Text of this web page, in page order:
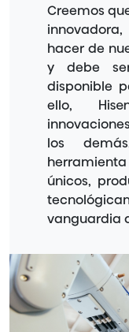
Creemos
hacer de
y debe
disponible
ello,
los
únicos,
vanguardia